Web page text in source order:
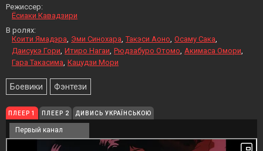
Режиссер:
Ёсиаки Кавадзири
В ролях:
Коити Ямадэра Эми Синохара Такэси Аоно Осаму Сака
Даисукэ Гори Итиро Нагаи Рюдзабуро Отомо Акимаса Омори
Гара Такасима Кацудзи Мори
Боевики Фэнтези
ПЛЕЕР 1 ПЛЕЕР 2 ДИВИСЬ УКРАЇНСЬКОЮ
Первый канал